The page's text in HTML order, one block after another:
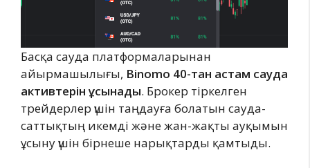
Басқа сауда платформаларынан
айырмашылығы, Binomo 40-тан астам сауда
активтерін ұсынады. Брокер тіркелген
трейдерлер үшін таңдауға болатын сауда-
саттықтың икемді және жан-жақты ауқымын
ұсыну үшін бірнеше нарықтарды қамтыды.